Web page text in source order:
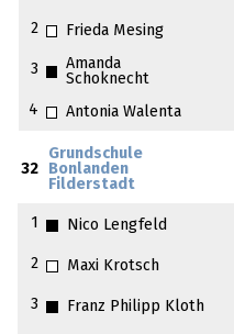
2 Frieda Mesing
3
Amanda
Schoknecht
4 Antonia Walenta
32
Grundschule
Bonlanden
Filderstadt
1 Nico Lengfeld
2 Maxi Krotsch
3 Franz Philipp Kloth